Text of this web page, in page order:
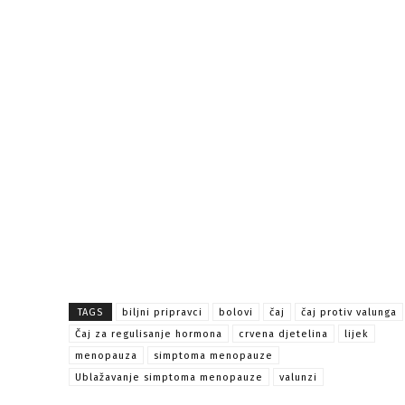
TAGS biljni pripravci bolovi čaj
čaj protiv valunga
Čaj za regulisanje hormona
crvena djetelina
lijek
menopauza
simptoma menopauze
Ublažavanje simptoma menopauze
valunzi